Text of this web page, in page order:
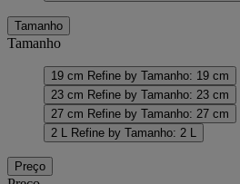
Tamanho
Tamanho
19 cm Refine by Tamanho: 19 cm
23 cm Refine by Tamanho: 23 cm
27 cm Refine by Tamanho: 27 cm
2 L
Refine by Tamanho: 2 L
Preço